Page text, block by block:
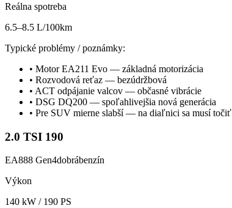
Reálna spotreba
6.5–8.5 L/100km
Typické problémy / poznámky:
• Motor EA211 Evo — základná motorizácia
• Rozvodová reťaz — bezúdržbová
• ACT odpájanie valcov — občasné vibrácie
• DSG DQ200 — spoľahlivejšia nová generácia
• Pre SUV mierne slabší — na diaľnici sa musí točiť
2.0 TSI 190
EA888 Gen4dobrábenzín
Výkon
140 kW / 190 PS